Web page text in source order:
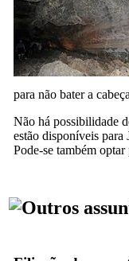
para não bater a
Não há possibilidade
estão disponíveis para
Pode-se também